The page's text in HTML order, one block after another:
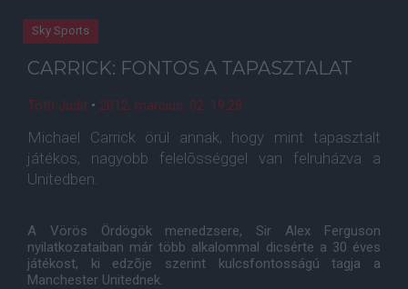
Sky Sports
CARRICK: FONTOS A TAPASZTALAT
Tóth Judit • 2012. március. 02. 19:28
Michael Carrick örül annak, hogy mint tapasztalt
játékos, nagyobb felelõsséggel van felruházva a
Unitedben.
A Vörös Ördögök menedzsere, Sir Alex Ferguson
nyilatkozataiban már több alkalommal dicsérte a 30 éves
játékost, ki edzõje szerint kulcsfontosságú tagja a
Manchester Unitednek.